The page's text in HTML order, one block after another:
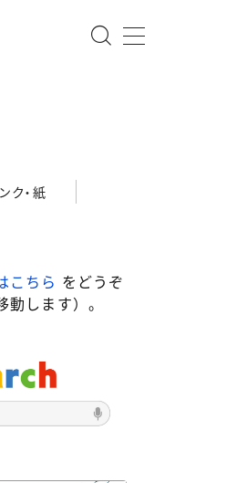
ク・紙
上
こちら をどうぞ
動します）。